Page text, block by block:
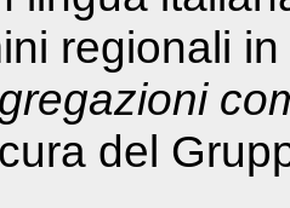
regionali
del